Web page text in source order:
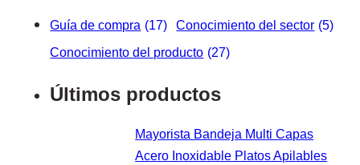
Guía de compra (17) Conocimiento del sector (5)
Conocimiento del producto (27)
Últimos productos
Mayorista Bandeja Multi Capas
Acero Inoxidable Platos Apilables